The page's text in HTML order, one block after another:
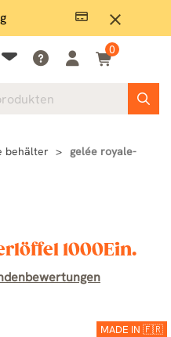
close
0
behälter
gelée royale-
1000Ein.
MADE IN 🇫🇷